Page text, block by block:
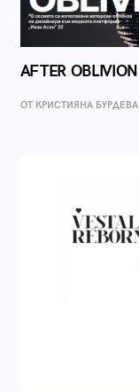
AFTER OBLIVION
ОТ КРИСТИЯНА БУРДЕВА